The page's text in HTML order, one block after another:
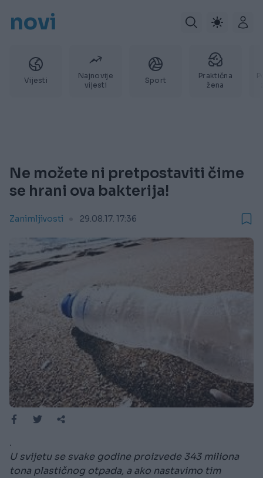
novi
Vijesti
Najnovije
vijesti
Sport
Praktična
žena
Ne možete ni pretpostaviti čime
se hrani ova bakterija!
Zanimljivosti 29.08.17. 17:36
.
U svijetu se svake godine proizvede 343 miliona
tona plastičnog otpada, a ako nastavimo tim